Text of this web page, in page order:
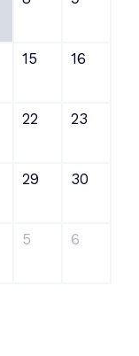
15 16
22 23
29 30
5 6